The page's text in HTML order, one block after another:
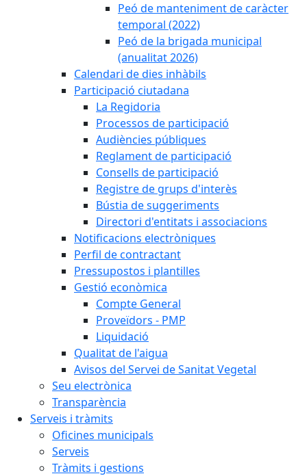
Peó de manteniment de caràcter
temporal (2022)
Peó de la brigada municipal
(anualitat 2026)
Calendari de dies inhàbils
Participació ciutadana
La Regidoria
Processos de participació
Audiències públiques
Reglament de participació
Consells de participació
Registre de grups d'interès
Bústia de suggeriments
Directori d'entitats i associacions
Notificacions electròniques
Perfil de contractant
Pressupostos i plantilles
Gestió econòmica
Compte General
Proveïdors - PMP
Liquidació
Qualitat de l'aigua
Avisos del Servei de Sanitat Vegetal
Seu electrònica
Transparència
Serveis i tràmits
Oficines municipals
Serveis
Tràmits i gestions